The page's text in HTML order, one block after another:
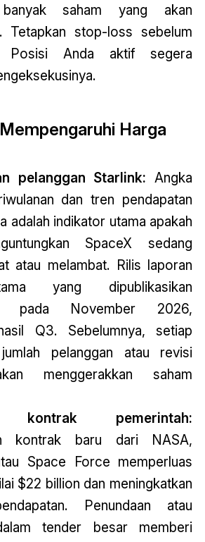
saham yang akan
Tetapkan stop-loss sebelum
Posisi Anda aktif segera
Harga
pelanggan Starlink: Angka
dan tren pendapatan
adalah indikator utama apakah
SpaceX sedang
atau melambat. Rilis laporan
yang dipublikasikan
pada November 2026,
Q3. Sebelumnya, setiap
pelanggan atau revisi
menggerakkan saham
kontrak pemerintah:
kontrak baru dari NASA,
Space Force memperluas
$22 billion dan meningkatkan
Penundaan atau
tender besar memberi